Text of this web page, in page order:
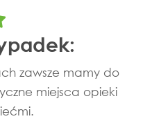
zawsze mamy do
miejsca opieki